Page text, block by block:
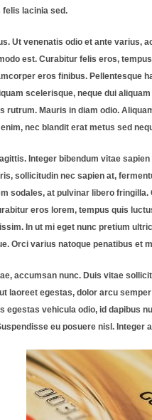
felis lacinia sed.
Ut venenatis odio et ante varius,
est. Curabitur felis eros,
eros finibus. Pellentesque
scelerisque, neque dui
rutrum. Mauris in diam odio.
nec blandit erat metus sed
Integer bibendum vitae
sollicitudin nec sapien at,
sodales, at pulvinar libero
eros lorem, tempus quis
In ut mi eget nunc pretium
Orci varius natoque penatibus et
accumsan nunc. Duis vitae
laoreet egestas, dolor arcu
egestas vehicula odio, id dapibus
eu posuere nisl.